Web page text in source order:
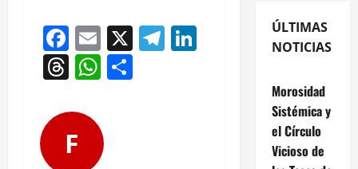
Facebook
Email
X Telegram
LinkedIn
Threads
WhatsApp
F
ÚLTIMAS
NOTICIAS
Morosidad
Sistémica y
el Círculo
Vicioso de